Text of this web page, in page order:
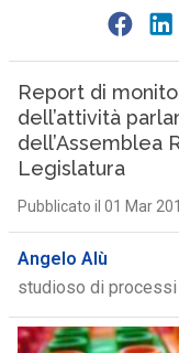
Report di
dell’attività
dell’Assemblea
Legislatura
Pubblicato il 01 Mar
Angelo Alù
studioso di